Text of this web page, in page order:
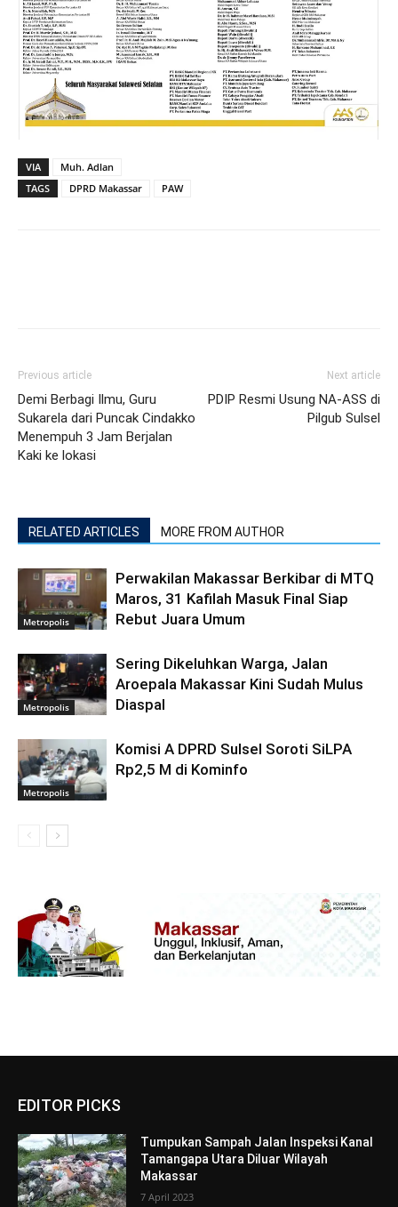
VIA
Muh. Adlan
TAGS
DPRD Makassar PAW
Previous article
Demi Berbagi Ilmu, Guru
Sukarela dari Puncak Cindakko
Menempuh 3 Jam Berjalan
Kaki ke lokasi
Next article
PDIP Resmi Usung NA-ASS di
Pilgub Sulsel
RELATED ARTICLES MORE FROM AUTHOR
Metropolis
Perwakilan Makassar Berkibar di MTQ
Maros, 31 Kafilah Masuk Final Siap
Rebut Juara Umum
Metropolis
Sering Dikeluhkan Warga, Jalan
Aroepala Makassar Kini Sudah Mulus
Diaspal
Metropolis
Komisi A DPRD Sulsel Soroti SiLPA
Rp2,5 M di Kominfo
EDITOR PICKS
Tumpukan Sampah Jalan Inspeksi Kanal
Tamangapa Utara Diluar Wilayah
Makassar
7 April 2023